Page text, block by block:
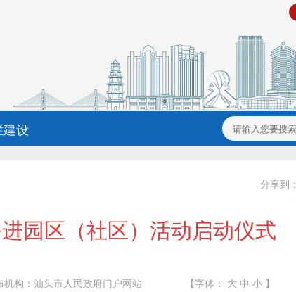
建设
分享到：
园区（社区）活动启动仪式
机构：汕头市人民政府门户网站 【字体： 大 中 小 】